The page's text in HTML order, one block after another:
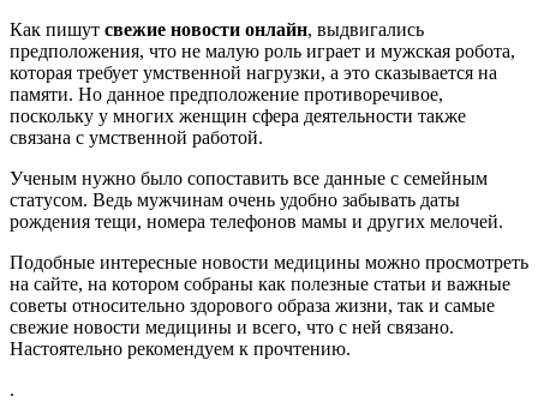
Как пишут свежие новости онлайн, выдвигались
предположения, что не малую роль играет и мужская робота,
которая требует умственной нагрузки, а это сказывается на
памяти. Но данное предположение противоречивое,
поскольку у многих женщин сфера деятельности также
связана с умственной работой.
Ученым нужно было сопоставить все данные с семейным
статусом. Ведь мужчинам очень удобно забывать даты
рождения тещи, номера телефонов мамы и других мелочей.
Подобные интересные новости медицины можно просмотреть
на сайте, на котором собраны как полезные статьи и важные
советы относительно здорового образа жизни, так и самые
свежие новости медицины и всего, что с ней связано.
Настоятельно рекомендуем к прочтению.
.